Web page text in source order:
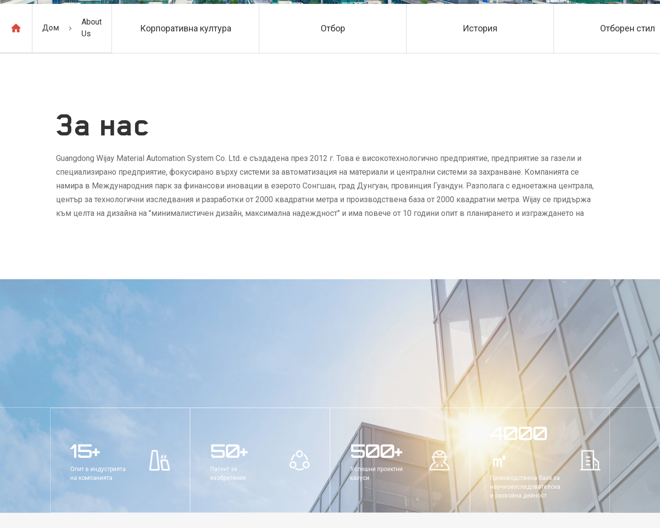
Дом
About
Us
Корпоративна култура Отбор История Отборен стил
За нас
Guangdong Wijay Material Automation System Co. Ltd. е създадена през 2012 г. Това е високотехнологично предприятие, предприятие за газели и
специализирано предприятие, фокусирано върху системи за автоматизация на материали и централни системи за захранване. Компанията се
намира в Международния парк за финансови иновации в езерото Сонгшан, град Дунгуан, провинция Гуандун. Разполага с едноетажна централа,
център за технологични изследвания и разработки от 2000 квадратни метра и производствена база от 2000 квадратни метра. Wijay се придържа
към целта на дизайна на "минималистичен дизайн, максимална надеждност" и има повече от 10 години опит в планирането и изграждането на
Wijay е проектирал и внедрил автоматизирани системи за обработка на прахообразни, течни и паста суровини за лидери в индустрията като Nestlé
Group, Garden Group, Hamasaki Group, Fortis Group, Country Garden Group и B&T Group, помагайки на клиентите да изградят водещи международни
Wijay е разработил независимо повече от 50 патента за изобретения и софтуерни авторски права и е преминал сертифициране ISO9001 система за
управление на качеството, сертифициране ISO14001 системи за управление на околната среда, сертифициране на системи за управление на
интелектуалната собственост и др. Сътрудничете си с Технологичния университет в Zhejiang в сътрудничеството индустрия, университет и
2022-2028 Глобален и китайски пазар на автоматични централни системи за хранене Състояние и бъдещи тенденции в развитието
Изследователски доклад QYR В списъка на известните производители на глобални централни системи за хранене, обявен през 2021 г., Виджай се
класира в челната десетка. В пазарния дял на местните системи за автоматизация на материали, обявен от Асоциацията на електронната
информационна индустрия в Гуандун през 2022 г., пазарният дял на Vijay беше 15.2%. Виджай има висока репутация и влияние както в света, така и
в Китай.
15+
Опит в индустрията
на компанията
50+
Патент за
изобретение
500+
Успешни проектни
казуси
4000
㎡
Производствена база за
научноизследователска
и развойна дейност